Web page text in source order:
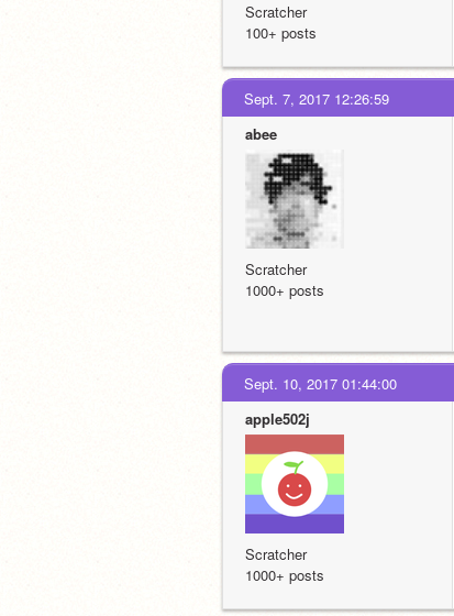
Scratcher
100+ posts
Sept. 7, 2017 12:26:59
abee
Scratcher
1000+ posts
Sept. 10, 2017 01:44:00
apple502j
Scratcher
1000+ posts